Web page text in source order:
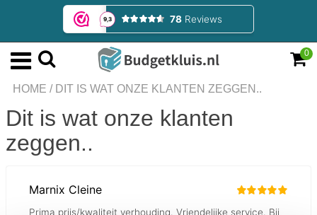
0
HOME / DIT IS WAT ONZE KLANTEN ZEGGEN..
Dit is wat onze klanten
zeggen..